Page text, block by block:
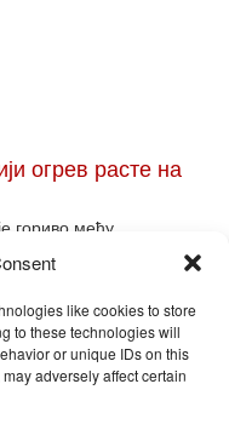
like cookies to store
to these technologies will
or unique IDs on this
adversely affect certain
огрев расте на
гориво међу
производњи овог ог...
Toggle